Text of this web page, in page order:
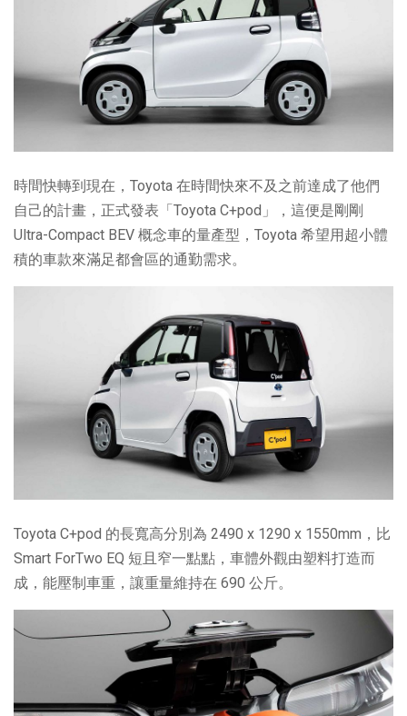
時間快轉到現在，Toyota 在時間快來不及之前達成了他們
自己的計畫，正式發表「Toyota C+pod」，這便是剛剛
Ultra-Compact BEV 概念車的量產型，Toyota 希望用超小體
積的車款來滿足都會區的通勤需求。
Toyota C+pod 的長寬高分別為 2490 x 1290 x 1550mm，比
Smart ForTwo EQ 短且窄一點點，車體外觀由塑料打造而
成，能壓制車重，讓重量維持在 690 公斤。